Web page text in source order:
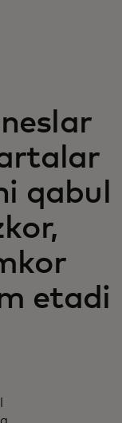
qabul
etadi